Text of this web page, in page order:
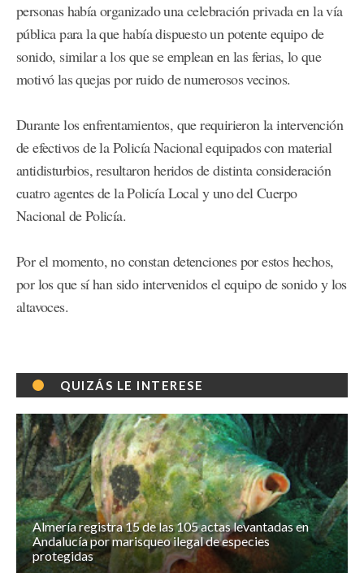
personas había organizado una celebración privada en la vía
pública para la que había dispuesto un potente equipo de
sonido, similar a los que se emplean en las ferias, lo que
motivó las quejas por ruido de numerosos vecinos.
Durante los enfrentamientos, que requirieron la intervención
de efectivos de la Policía Nacional equipados con material
antidisturbios, resultaron heridos de distinta consideración
cuatro agentes de la Policía Local y uno del Cuerpo
Nacional de Policía.
Por el momento, no constan detenciones por estos hechos,
por los que sí han sido intervenidos el equipo de sonido y los
altavoces.
QUIZÁS LE INTERESE
Almería registra 15 de las 105 actas levantadas en
Andalucía por marisqueo ilegal de especies
protegidas